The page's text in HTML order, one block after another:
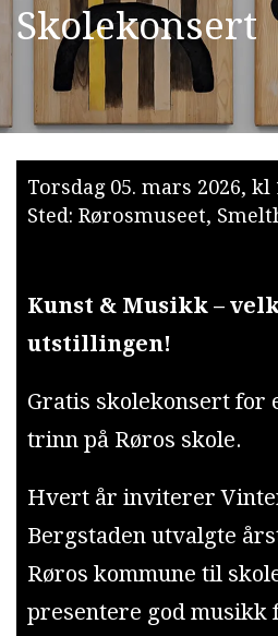
Skolekonsert
Torsdag 05. mars 2026, kl
Sted: Rørosmuseet,
Kunst & Musikk –
utstillingen!
Gratis skolekonsert for
trinn på Røros skole.
Hvert år inviterer
Bergstaden utvalgte
Røros kommune til
presentere god musikk